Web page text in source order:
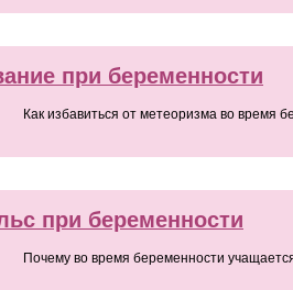
при беременности
Как избавиться от метеоризма во время
при беременности
Почему во время беременности